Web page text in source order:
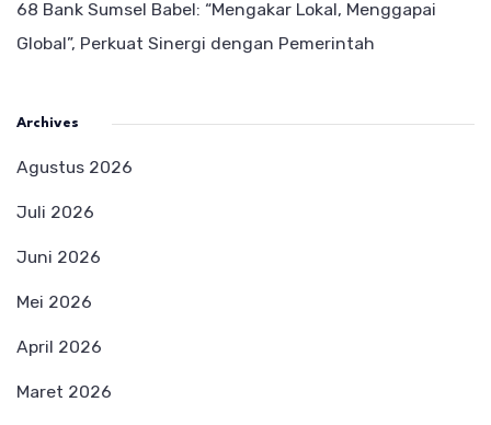
68 Bank Sumsel Babel: “Mengakar Lokal, Menggapai
Global”, Perkuat Sinergi dengan Pemerintah
Archives
Agustus 2026
Juli 2026
Juni 2026
Mei 2026
April 2026
Maret 2026